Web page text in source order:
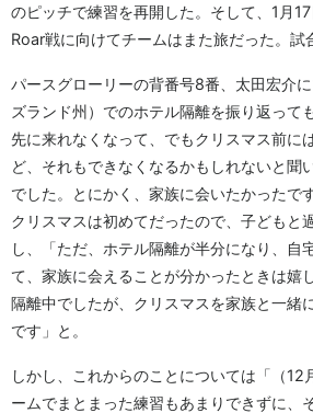
のピッチで練習を再開した。そして、1月
Roar戦に向けてチームはまた旅だった。試
パースグローリーの背番号8番、太田宏介
ズランド州）でのホテル隔離を振り返って
先に来れなくなって、でもクリスマス前に
ど、それもできなくなるかもしれないと聞
でした。とにかく、家族に会いたかったで
クリスマスは初めてだったので、子どもと
し、「ただ、ホテル隔離が半分になり、自
て、家族に会えることが分かったときは嬉
隔離中でしたが、クリスマスを家族と一緒
です」と。
しかし、これからのことについては「（
ームでまとまった練習もあまりできずに、